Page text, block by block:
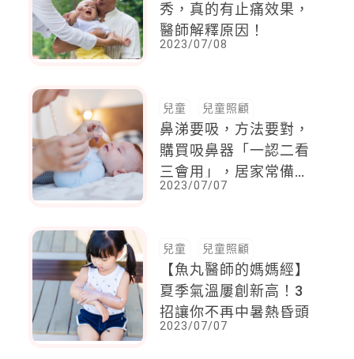
秀，真的有止痛效果，
醫師解釋原因！
2023/07/08
兒童 兒童照顧
鼻涕要吸，方法要對，
購買吸鼻器「一認二看
三會用」，居家常備及
時緩解寶寶鼻塞之苦
2023/07/07
兒童 兒童照顧
【魚丸醫師的媽媽經】
夏季氣溫屢創新高！3
招讓你不再中暑熱昏頭
2023/07/07